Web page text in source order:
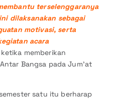
terselenggaranya
dilaksanakan sebagai
motivasi, serta
acara
memberikan
Bangsa pada Jum’at
satu itu berharap